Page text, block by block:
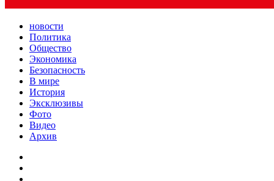
новости
Политика
Общество
Экономика
Безопасность
В мире
История
Эксклюзивы
Фото
Видео
Архив